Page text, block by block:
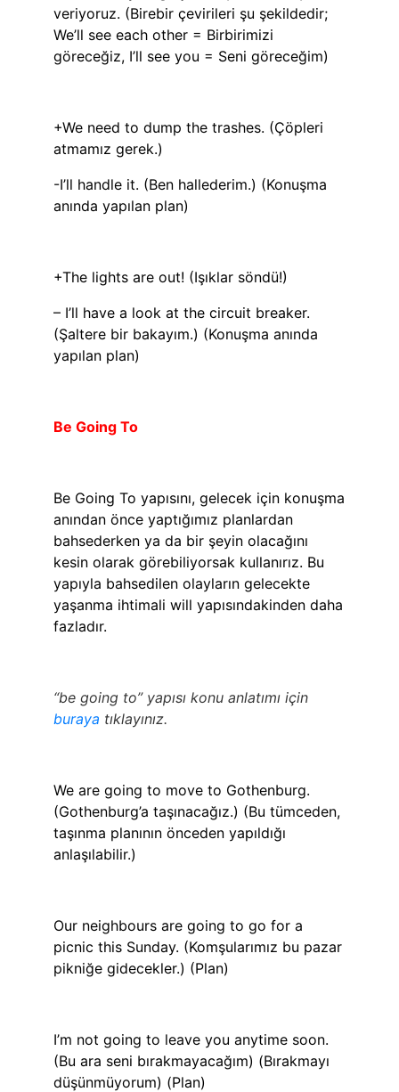
veriyoruz. (Birebir çevirileri şu şekildedir;
We’ll see each other = Birbirimizi
göreceğiz, I’ll see you = Seni göreceğim)
+We need to dump the trashes. (Çöpleri
atmamız gerek.)
-I’ll handle it. (Ben hallederim.) (Konuşma
anında yapılan plan)
+The lights are out! (Işıklar söndü!)
– I’ll have a look at the circuit breaker.
(Şaltere bir bakayım.) (Konuşma anında
yapılan plan)
Be Going To
Be Going To yapısını, gelecek için konuşma
anından önce yaptığımız planlardan
bahsederken ya da bir şeyin olacağını
kesin olarak görebiliyorsak kullanırız. Bu
yapıyla bahsedilen olayların gelecekte
yaşanma ihtimali will yapısındakinden daha
fazladır.
“be going to” yapısı konu anlatımı için
buraya tıklayınız.
We are going to move to Gothenburg.
(Gothenburg’a taşınacağız.) (Bu tümceden,
taşınma planının önceden yapıldığı
anlaşılabilir.)
Our neighbours are going to go for a
picnic this Sunday. (Komşularımız bu pazar
pikniğe gidecekler.) (Plan)
I’m not going to leave you anytime soon.
(Bu ara seni bırakmayacağım) (Bırakmayı
düşünmüyorum) (Plan)